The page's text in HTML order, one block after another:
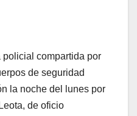
policial compartida por
de seguridad
la noche del lunes por
de oficio